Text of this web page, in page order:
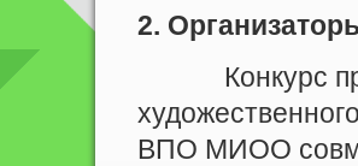
2.
Конкурс
ВПО МИОО